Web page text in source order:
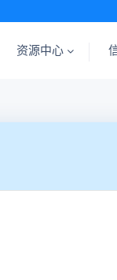
资源中心